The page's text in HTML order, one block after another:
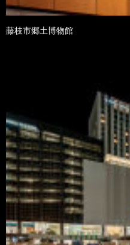
藤枝市郷土博物館